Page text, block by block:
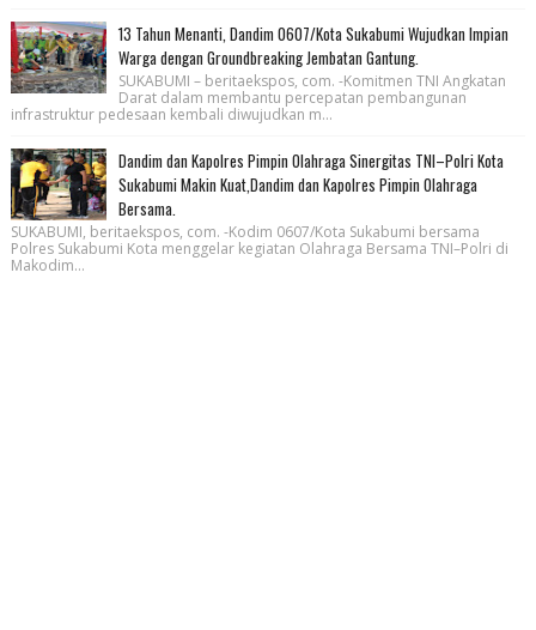
13 Tahun Menanti, Dandim 0607/Kota Sukabumi Wujudkan Impian
Warga dengan Groundbreaking Jembatan Gantung.
SUKABUMI – beritaekspos, com. -Komitmen TNI Angkatan
Darat dalam membantu percepatan pembangunan
infrastruktur pedesaan kembali diwujudkan m...
Dandim dan Kapolres Pimpin Olahraga Sinergitas TNI–Polri Kota
Sukabumi Makin Kuat,Dandim dan Kapolres Pimpin Olahraga
Bersama.
SUKABUMI, beritaekspos, com. -Kodim 0607/Kota Sukabumi bersama
Polres Sukabumi Kota menggelar kegiatan Olahraga Bersama TNI–Polri di
Makodim...